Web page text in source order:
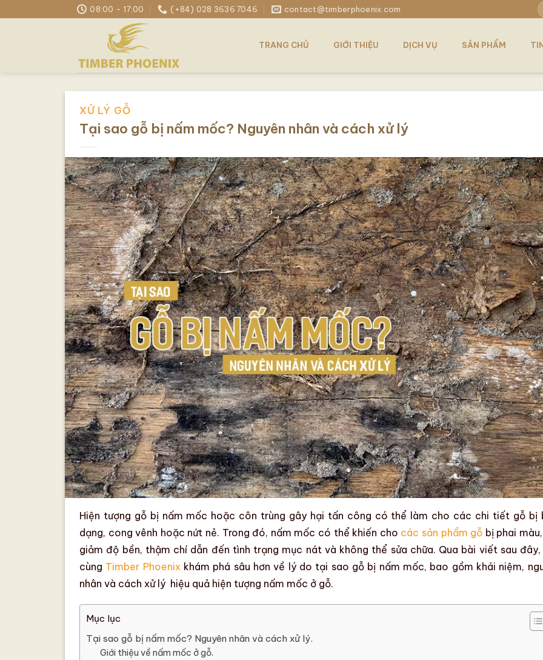
to
08:00 - 17:00 (+84) 028 3636 7046 contact@timberphoenix.com
TRANG CHỦ GIỚI THIỆU DỊCH VỤ SẢN PHẨM
XỬ LÝ GỖ
Tại sao gỗ bị nấm mốc? Nguyên nhân và cách xử lý
Hiện tượng gỗ bị nấm mốc hoặc côn trùng gây hại tấn công có thể làm cho các chi tiết gỗbị
dạng, cong vênh hoặc nứt nẻ. Trong đó, nấm mốc có thể khiến cho các sản phẩm gỗ bị phai màu
giảm độ bền, thậm chí dẫn đến tình trạng mục nátvà không thể sửa chữa. Qua bài viết sau đây,
cùng Timber Phoenix khám phá sâu hơn về lý do tại sao gỗ bị nấm mốc, bao gồm khái niệm,
nhân và cách xử lý hiệu quả hiện tượng nấm mốc ở gỗ.
Mục lục
Tại sao gỗ bị nấm mốc? Nguyên nhân và cách xử lý.
Giới thiệu về nấm mốc ở gỗ.